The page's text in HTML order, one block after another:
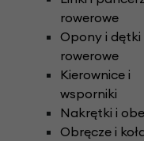
rowerowe
Opony i dętki
rowerowe
Kierownice i
wsporniki
Nakrętki i
Obręcze i